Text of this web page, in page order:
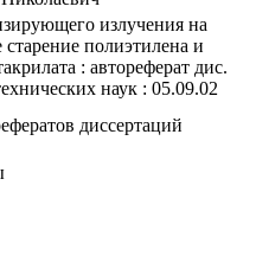
излучения на
старение полиэтилена и
: автореферат дис.
наук : 05.09.02
диссертаций